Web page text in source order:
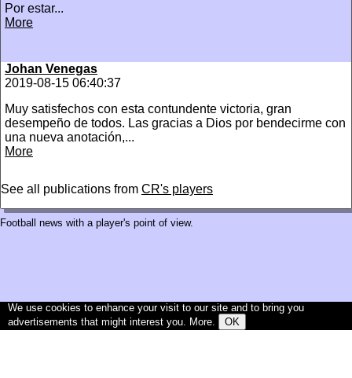
Por estar...
More
Johan Venegas
2019-08-15 06:40:37
Muy satisfechos con esta contundente victoria, gran
desempeño de todos. Las gracias a Dios por bendecirme con
una nueva anotación,...
More
See all publications from CR's players
Football news with a player's point of view.
We use cookies to enhance your visit to our site and to bring you
advertisements that might interest you. More. OK